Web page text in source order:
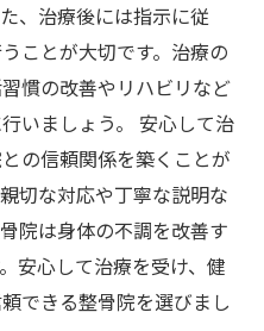
、治療後には指示に従
ことが大切です。治療の
慣の改善やリハビリなど
いましょう。 安心して治
の信頼関係を築くことが
切な対応や丁寧な説明な
院は身体の不調を改善す
安心して治療を受け、健
できる整骨院を選びまし